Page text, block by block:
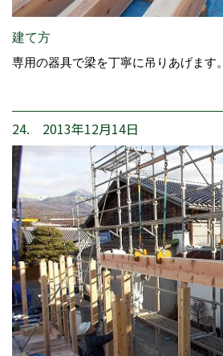
建て方
専用の器具で梁を丁寧に吊りあげます。
24. 2013年12月14日